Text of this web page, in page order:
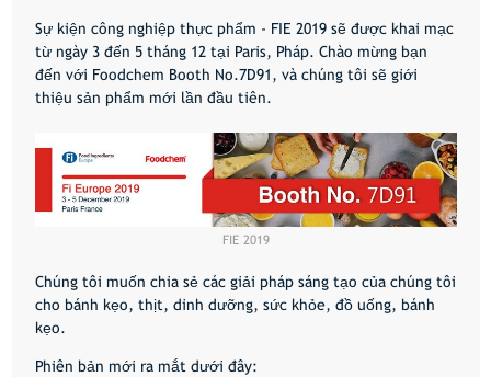
Sự kiện công nghiệp thực phẩm - FIE 2019 sẽ được khai mạc
từ ngày 3 đến 5 tháng 12 tại Paris, Pháp. Chào mừng bạn
đến với Foodchem Booth No.7D91, và chúng tôi sẽ giới
thiệu sản phẩm mới lần đầu tiên.
FIE 2019
Chúng tôi muốn chia sẻ các giải pháp sáng tạo của chúng tôi
cho bánh kẹo, thịt, dinh dưỡng, sức khỏe, đồ uống, bánh
kẹo.
Phiên bản mới ra mắt dưới đây: